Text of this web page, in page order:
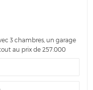
3 chambres, un garage
au prix de 257.000